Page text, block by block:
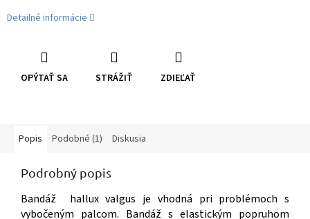
Detailné informácie
OPÝTAŤ SA STRÁŽIŤ ZDIEĽAŤ
Popis Podobné (1) Diskusia
Podrobný popis
Bandáž hallux valgus je vhodná pri problémoch s
vybočeným palcom. Bandáž s elastickým popruhom